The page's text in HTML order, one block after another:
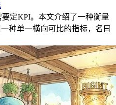
定KPI。本文介绍了一种衡量
种单一横向可比的指标，名曰